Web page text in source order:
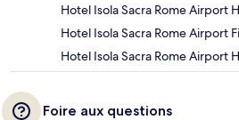
Hotel Isola Sacra Rome Airport
Hotel Isola Sacra Rome Airport
Hotel Isola Sacra Rome Airport
Foire aux questions